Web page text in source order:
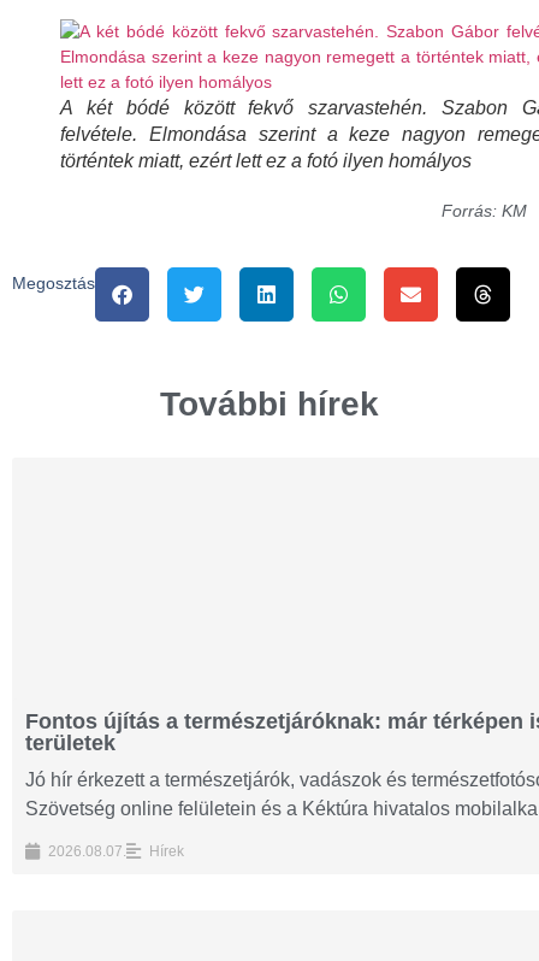
A két bódé között fekvő szarvastehén. Szabon
felvétele. Elmondása szerint a keze nagyon
történtek miatt, ezért lett ez a fotó ilyen homályos
Forrás: KM
Megosztás
További hírek
Fontos újítás a természetjáróknak: már térképen
területek
Jó hír érkezett a természetjárók, vadászok és
Szövetség online felületein és a Kéktúra hivatalos
2026.08.07. Hírek